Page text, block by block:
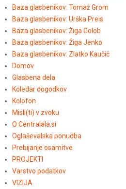
Baza glasbenikov: Tomaž Grom
Baza glasbenikov: Urška Preis
Baza glasbenikov: Žiga Golob
Baza glasbenikov: Žiga Jenko
Baza glasbenikov: Zlatko Kaučič
Domov
Glasbena dela
Koledar dogodkov
Kolofon
Misli(ti) v zvoku
O Centralala.si
Oglaševalska ponudba
Prebijanje osamitve
PROJEKTI
Varstvo podatkov
VIZIJA